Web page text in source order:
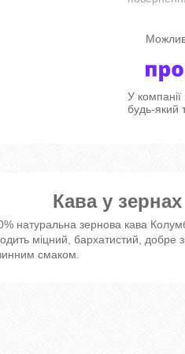
У
будь-який
Кава у
натуральна зернова кава
міцний, бархатистий, добре
смаком.